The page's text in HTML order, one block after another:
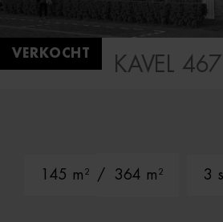
VERKOCHT KAVEL 467
145 m² / 364 m² 3